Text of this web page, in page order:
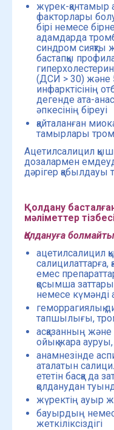
жүрек-қантамыр
факторлары
бірі немесе
адамдарда
синдром сияқты
бастапқы
(ДСИ > 30) және
инфарктісінің
дегенде ата-
әпкесінің біреуі
қайталанған
тамырлары
Ацетилсалицил
дозалармен
дәрігер қабылдауы
Қолдану
мәліметтер
Қолдануға
ацетилсалицил
салицилаттарға,
емес
қосымша
немесе күмәнді
геморрагиялық
тапшылығы,
асқазанның және
ойық жара
анамнезінде
аталатын
ететін басқа да
қолданудан
жүректің ауыр
бауырдың
жеткіліксіздігі